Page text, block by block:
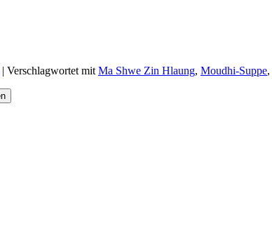
| Verschlagwortet mit Ma Shwe Zin Hlaung, Moudhi-Suppe,